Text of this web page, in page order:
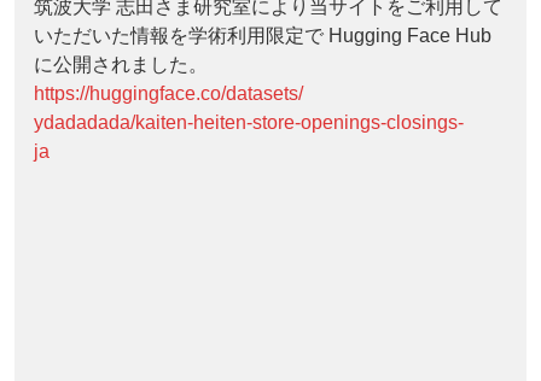
筑波大学 志田さま研究室により当サイトをご利用して
いただいた情報を学術利用限定で Hugging Face Hub
に公開されました。
https://huggingface.co/datasets/
ydadadada/kaiten-heiten-store-openings-closings-
ja